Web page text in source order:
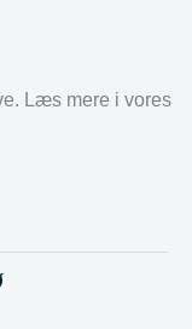
Læs mere i vores